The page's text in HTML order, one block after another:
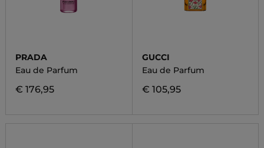
PRADA
Eau de Parfum
€ 176,95
GUCCI
Eau de Parfum
€ 105,95